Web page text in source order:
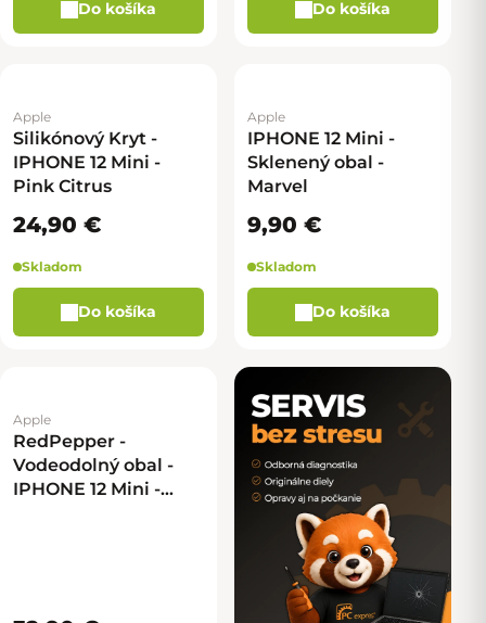
Do košíka Do košíka
Apple
Silikónový Kryt -
IPHONE 12 Mini -
Pink Citrus
24,90 €
Skladom
Do košíka
Apple
IPHONE 12 Mini -
Sklenený obal -
Marvel
9,90 €
Skladom
Do košíka
Apple
RedPepper -
Vodeodolný obal -
IPHONE 12 Mini -